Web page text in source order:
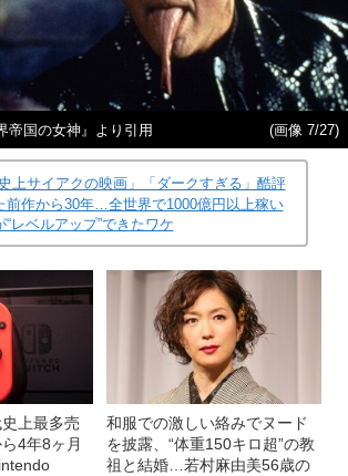
帝国の女神』より引用 (画像 7/27)
史上サイアクの映画」「ダークすぎる」酷評
前作から30年…全世界で1000億円以上稼い
レベルアップ”できたワケ
上最多売
4年8ヶ月
和服での激しい絡みでヌード
を披露、“体重150キロ超”の教
祖と結婚…若村麻由美56歳の